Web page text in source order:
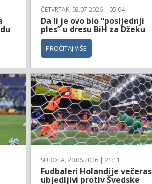
ČETVRTAK, 02.07.2026 | 05:04
Da li je ovo bio “posljednji
ples” u dresu BiH za Džeku
PROČITAJ VIŠE
SUBOTA, 20.06.2026 | 21:11
Fudbaleri Holandije večeras
ubjedljivi protiv Švedske